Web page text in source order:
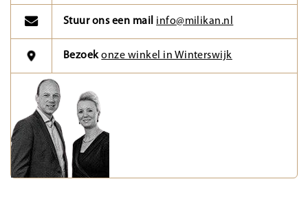
Stuur ons een mail info@milikan.nl
Bezoekonze winkel in Winterswijk